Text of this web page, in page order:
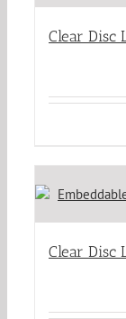
Clear Disc
Clear Disc